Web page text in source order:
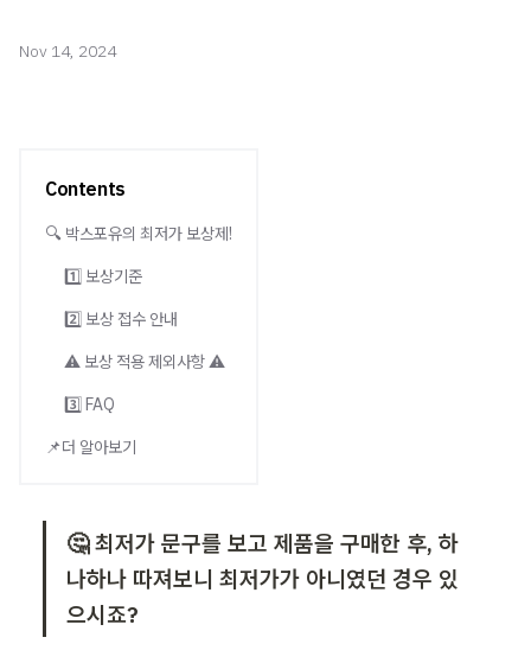
Nov 14, 2024
Contents
🔍 박스포유의 최저가 보상제!
1️⃣ 보상기준
2️⃣ 보상 접수 안내
⚠️ 보상 적용 제외사항 ⚠️
3️⃣ FAQ
📌더 알아보기
🤔 최저가 문구를 보고 제품을 구매한 후, 하
나하나 따져보니 최저가가 아니였던 경우 있
으시죠?